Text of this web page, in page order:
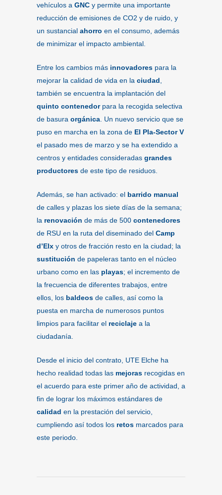
vehículos a GNC y permite una importante
reducción de emisiones de CO2 y de ruido, y
un sustancial ahorro en el consumo, además
de minimizar el impacto ambiental.
Entre los cambios más innovadores para la
mejorar la calidad de vida en la ciudad
también se encuentra la implantación del
quinto contenedorpara la recogida selectiva
de basura orgánica . Un nuevo servicio que se
puso en marcha en la zona de El Pla-Sector V
el pasado mes de marzo y se ha extendido a
centros y entidades consideradas grandes
productores de este tipo de residuos.
Además, se han activado: el barrido manual
de calles y plazas los siete días de la semana;
la renovación de más de 500 contenedores
de RSU en la ruta del diseminado del Camp
d’Elx y otros de fracción resto en la ciudad; la
sustitución de papeleras tanto en el núcleo
urbano como en las playas; el incremento de
la frecuencia de diferentes trabajos, entre
ellos, los baldeos de calles, así como la
puesta en marcha de numerosos puntos
limpios para facilitar el reciclaje a la
ciudadanía.
Desde el inicio del contrato, UTE Elche ha
hecho realidad todas las mejoras recogidas en
el acuerdo para este primer año de actividad, a
fin de lograr los máximos estándares de
calidad en la prestación del servicio,
cumpliendo así todos los retos marcados para
este periodo.